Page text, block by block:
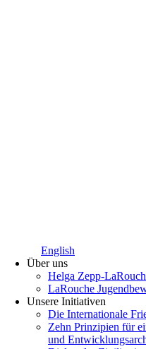
English
Über uns
Helga Zepp-
LaRouche
Unsere Initiativen
Die Internationale
­Zehn Prinzipien für
und